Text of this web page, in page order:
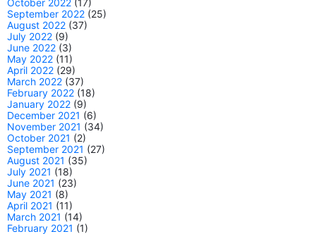
October 2022 (17)
September 2022 (25)
August 2022 (37)
July 2022 (9)
June 2022 (3)
May 2022 (11)
April 2022 (29)
March 2022 (37)
February 2022 (18)
January 2022 (9)
December 2021 (6)
November 2021 (34)
October 2021 (2)
September 2021 (27)
August 2021 (35)
July 2021 (18)
June 2021 (23)
May 2021 (8)
April 2021 (11)
March 2021 (14)
February 2021 (1)